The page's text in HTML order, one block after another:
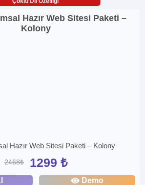
Hazır Web Sitesi Paketi – Kolony
2468₺ 1299 ₺
Demo